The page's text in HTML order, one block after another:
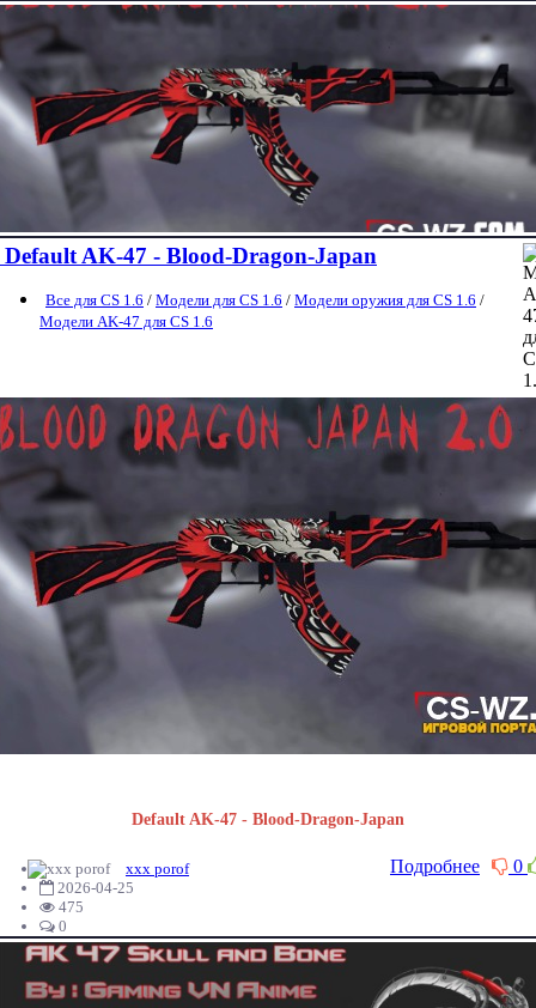
Default AK-47 - Blood-Dragon-Japan
Все для CS 1.6 / Модели для CS 1.6 / Модели оружия для CS 1.6 /
Модели AK-47 для CS 1.6
Default AK-47 - Blood-Dragon-Japan
0
Подробнее
xxx porof
2026-04-25
475
0